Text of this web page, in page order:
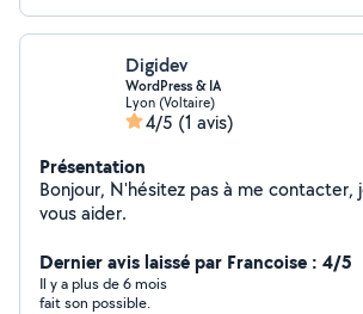
Digidev
WordPress & IA
Lyon (Voltaire)
4/5 (1 avis)
Présentation
Bonjour, N'hésitez pas à me contacter, je serai ravi de
vous aider.
Dernier avis laissé par Francoise : 4/5
Il y a plus de 6 mois
fait son possible.